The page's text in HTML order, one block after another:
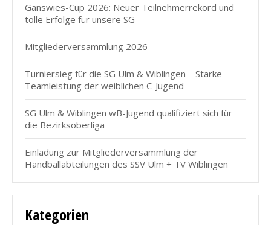
Gänswies-Cup 2026: Neuer Teilnehmerrekord und
tolle Erfolge für unsere SG
Mitgliederversammlung 2026
Turniersieg für die SG Ulm & Wiblingen – Starke
Teamleistung der weiblichen C-Jugend
SG Ulm & Wiblingen wB-Jugend qualifiziert sich für
die Bezirksoberliga
Einladung zur Mitgliederversammlung der
Handballabteilungen des SSV Ulm + TV Wiblingen
Kategorien